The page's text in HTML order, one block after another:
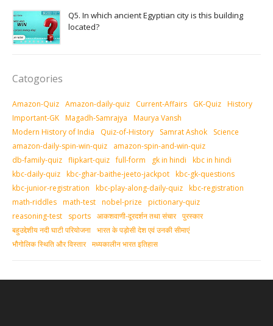
Q5. In which ancient Egyptian city is this building
located?
Catogories
Amazon-Quiz Amazon-daily-quiz Current-Affairs GK-Quiz History
Important-GK Magadh-Samrajya
Maurya Vansh
Modern History of India
Quiz-of-History Samrat Ashok
Science
amazon-daily-spin-win-quiz
amazon-spin-and-win-quiz
db-family-quiz flipkart-quiz full-form gk in hindi
kbc in hindi
kbc-daily-quiz kbc-ghar-baithe-jeeto-jackpot kbc-gk-questions
kbc-junior-registration
kbc-play-along-daily-quiz kbc-registration
math-riddles math-test nobel-prize
pictionary-quiz
reasoning-test
sports आकशवाणी-दूरदर्शन तथा संचार पुरस्‍कार
बहुउद्देशीय नदी घाटी परियोजना भारत के पड़ोसी देश एवं उनकी सीमाएं
भौगोलिक स्थिति और विस्तार मध्‍यकालीन भारत इतिहास